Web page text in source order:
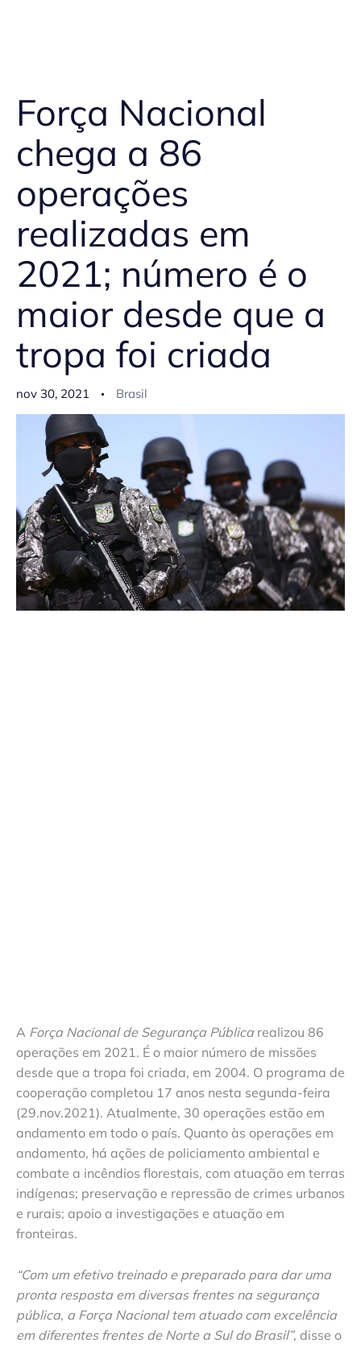
Força Nacional
chega a 86
operações
realizadas em
2021; número é o
maior desde que a
tropa foi criada
nov 30, 2021 Brasil
A Força Nacional de Segurança Públicarealizou 86
operações em 2021. É o maior número de missões
desde que a tropa foi criada, em 2004. O programa de
cooperação completou 17 anos nesta segunda-feira
(29.nov.2021). Atualmente, 30 operações estão em
andamento em todo o país. Quanto às operações em
andamento, há ações de policiamento ambiental e
combate a incêndios florestais, com atuação em terras
indígenas; preservação e repressão de crimes urbanos
e rurais; apoio a investigações e atuação em
fronteiras.
“Com um efetivo treinado e preparado para dar uma
pronta resposta em diversas frentes na segurança
pública, a Força Nacional tem atuado com excelência
em diferentes frentes de Norte a Sul do Brasil”, disse o